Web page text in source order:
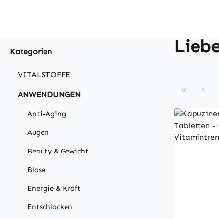
Kategorien
VITALSTOFFE
ANWENDUNGEN
Anti-Aging
Augen
Beauty & Gewicht
Blase
Energie & Kraft
Entschlacken